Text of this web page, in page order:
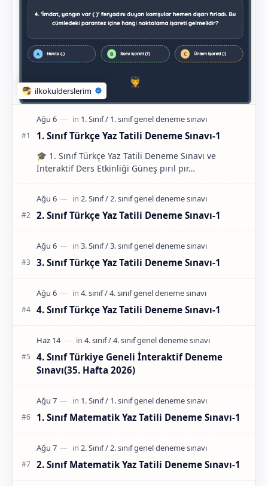
1. Sınıf Türkçe Yaz Tatili Deneme Sınavı-1
🎓 1. Sınıf Türkçe Yaz Tatili Deneme Sınavı ve
İnteraktif Ders Etkinliği Güneş pırıl pır…
2. Sınıf Türkçe Yaz Tatili Deneme Sınavı-1
3. Sınıf Türkçe Yaz Tatili Deneme Sınavı-1
4. Sınıf Türkçe Yaz Tatili Deneme Sınavı-1
4. Sınıf Türkiye Geneli İnteraktif Deneme
Sınavı(35. Hafta 2026)
1. Sınıf Matematik Yaz Tatili Deneme Sınavı-1
2. Sınıf Matematik Yaz Tatili Deneme Sınavı-1